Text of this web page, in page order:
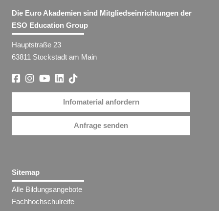
Die Euro Akademien sind Mitgliedseinrichtungen der
ESO Education Group
Hauptstraße 23
63811 Stockstadt am Main
Infomaterial anfordern
Anfrage senden
Sitemap
Alle Bildungsangebote
Fachhochschulreife